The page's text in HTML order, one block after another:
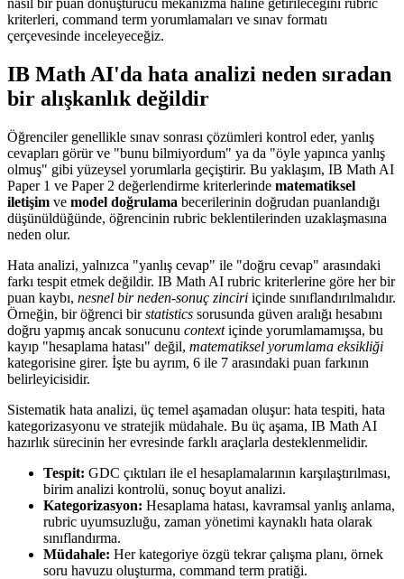
kriterleri, command term yorumlamaları ve sınav formatı
çerçevesinde inceleyeceğiz.
IB Math AI'da hata analizi neden sıradan
bir alışkanlık değildir
Öğrenciler genellikle sınav sonrası çözümleri kontrol eder, yanlış
cevapları görür ve "bunu bilmiyordum" ya da "öyle yapınca yanlış
olmuş" gibi yüzeysel yorumlarla geçiştirir. Bu yaklaşım, IB Math AI
Paper 1 ve Paper 2 değerlendirme kriterlerinde matematiksel
iletişim ve model doğrulama becerilerinin doğrudan puanlandığı
düşünüldüğünde, öğrencinin rubric beklentilerinden uzaklaşmasına
neden olur.
Hata analizi, yalnızca "yanlış cevap" ile "doğru cevap" arasındaki
farkı tespit etmek değildir. IB Math AI rubric kriterlerine göre her bir
puan kaybı, nesnel bir neden-sonuç zinciri içinde sınıflandırılmalıdır.
Örneğin, bir öğrenci birstatistics sorusunda güven aralığı hesabını
doğru yapmış ancak sonucunu contextiçinde yorumlamamışsa, bu
kayıp "hesaplama hatası" değil, matematiksel yorumlama eksikliği
kategorisine girer. İşte bu ayrım, 6 ile 7 arasındaki puan farkının
belirleyicisidir.
Sistematik hata analizi, üç temel aşamadan oluşur: hata tespiti, hata
kategorizasyonu ve stratejik müdahale. Bu üç aşama, IB Math AI
hazırlık sürecinin her evresinde farklı araçlarla desteklenmelidir.
Tespit: GDC çıktıları ile el hesaplamalarının karşılaştırılması,
birim analizi kontrolü, sonuç boyut analizi.
Kategorizasyon: Hesaplama hatası, kavramsal yanlış anlama,
rubric uyumsuzluğu, zaman yönetimi kaynaklı hata olarak
sınıflandırma.
Müdahale: Her kategoriye özgü tekrar çalışma planı, örnek
soru havuzu oluşturma, command term pratiği.